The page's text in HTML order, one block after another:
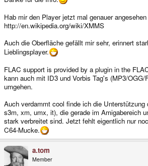
Hab mir den Player jetzt mal genauer angesehen
http://en.wikipedia.org/wiki/XMMS
Auch die Oberfläche gefällt mir sehr, erinnert
Lieblingsplayer.
FLAC support is provided by a plugin in the
kann auch mit ID3 und Vorbis Tag's (MP3/
umgehen.
Auch verdammt cool finde ich die Unterstützung
s3m, xm, umx, it), die gerade im Amigabereich
stark verbreitet sind. Jetzt fehlt eigentlich nur
C64-Mucke.
a.tom
Member